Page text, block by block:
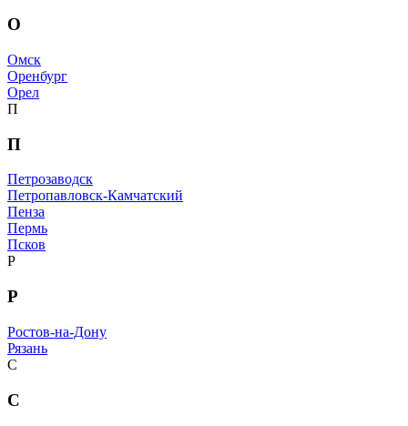
О
Омск
Оренбург
Орел
П
П
Петрозаводск
Петропавловск-Камчатский
Пенза
Пермь
Псков
Р
Р
Ростов-на-Дону
Рязань
С
С